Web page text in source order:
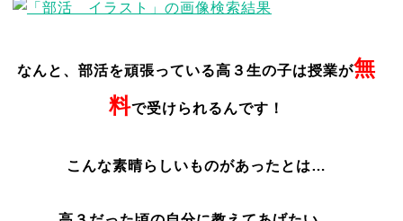
なんと、部活を頑張っている高３生の子は授業が無
料で受けられるんです！
こんな素晴らしいものがあったとは…